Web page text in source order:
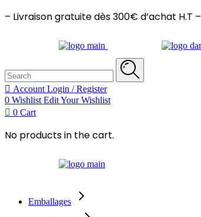
– Livraison gratuite dès 300€ d’achat H.T –
for:
Account Login / Register
0 Wishlist Edit Your Wishlist
0 Cart
No products in the cart.
Emballages